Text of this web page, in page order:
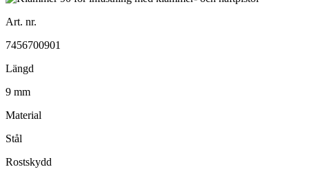
Art. nr.
7456700901
Längd
9 mm
Material
Stål
Rostskydd